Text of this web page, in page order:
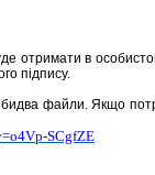
отримати в
підпису.
файли. Якщо
=o4Vp-SCgfZE